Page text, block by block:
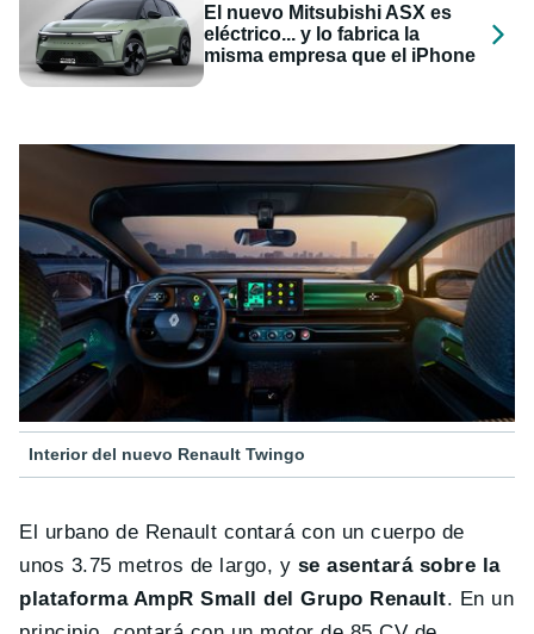
El nuevo Mitsubishi ASX es
eléctrico... y lo fabrica la
misma empresa que el iPhone
Interior del nuevo Renault Twingo
El urbano de Renault contará con un cuerpo de
unos 3.75 metros de largo, y se asentará sobre la
plataforma AmpR Small del Grupo Renault. En un